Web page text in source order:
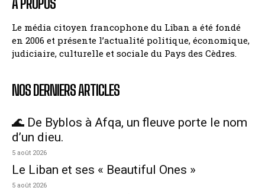
Le média citoyen francophone du Liban a été fondé
en 2006 et présente l’actualité politique, économique,
judiciaire, culturelle et sociale du Pays des Cèdres.
NOS DERNIERS ARTICLES
🌊 De Byblos à Afqa, un fleuve porte le nom
d’un dieu.
5 août 2026
Le Liban et ses « Beautiful Ones »
5 août 2026